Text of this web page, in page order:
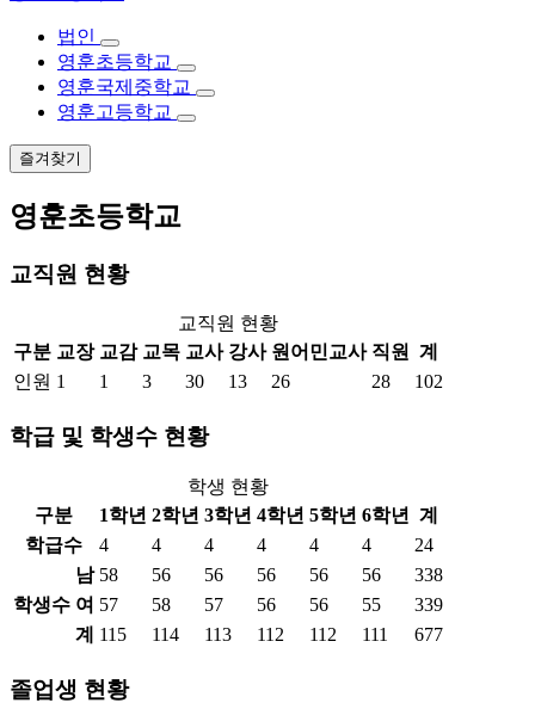
법인
영훈초등학교
영훈국제중학교
영훈고등학교
즐겨찾기
영훈초등학교
교직원 현황
교직원 현황
구분 교장 교감 교목 교사 강사 원어민교사 직원 계
인원 1 1 3 30 13 26 28 102
학급 및 학생수 현황
학생 현황
구분
1학년 2학년 3학년 4학년 5학년 6학년
계
학급수
4 4 4 4 4 4 24
학생수
남 58 56 56 56 56 56
338
여 57 58 57 56 56 55
339
계
115 114 113 112 112 111 677
졸업생 현황